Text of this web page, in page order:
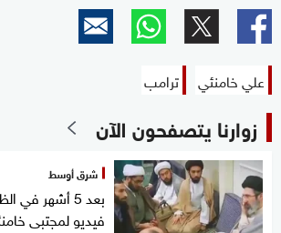
علي خامنئي ترامب
زوارنا يتصفحون الآن
شرق أوسط
بعد 5 أشهر
فيديو لمجتبى